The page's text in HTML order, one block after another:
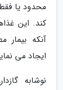
محدود یا
کند. این
آنکه
ایجاد می
نوشابه